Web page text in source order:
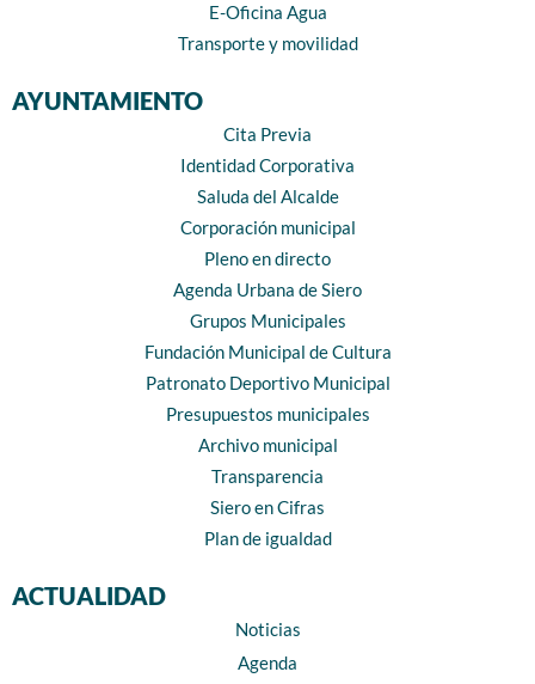
E-Oficina Agua
Transporte y movilidad
AYUNTAMIENTO
Cita Previa
Identidad Corporativa
Saluda del Alcalde
Corporación municipal
Pleno en directo
Agenda Urbana de Siero
Grupos Municipales
Fundación Municipal de Cultura
Patronato Deportivo Municipal
Presupuestos municipales
Archivo municipal
Transparencia
Siero en Cifras
Plan de igualdad
ACTUALIDAD
Noticias
Agenda